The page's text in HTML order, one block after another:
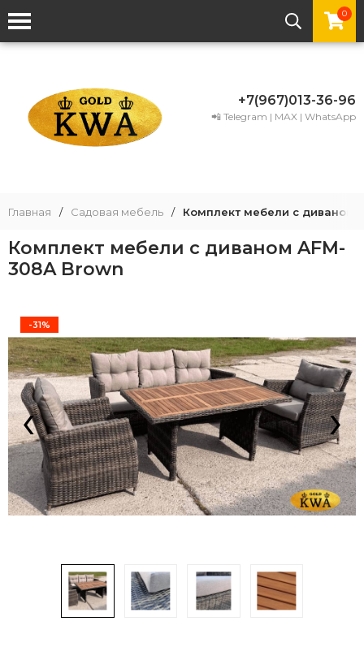
0
+7(967)013-36-96
📲 Telegram | MAX | WhatsApp
Главная / Садовая мебель / Комплект мебели с диваном
Комплект мебели с диваном AFM-
308A Brown
-31%
‹ ›